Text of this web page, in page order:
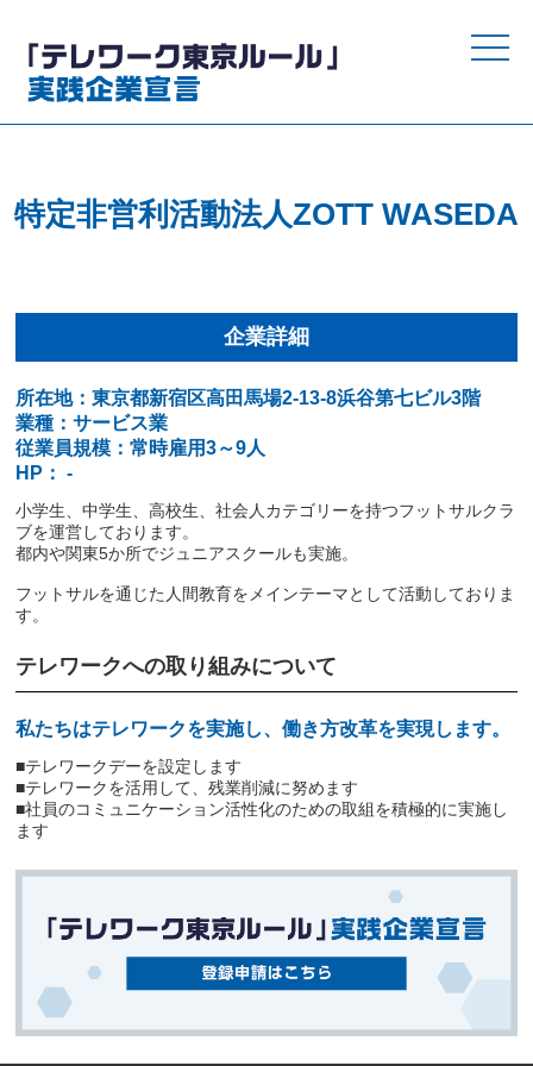
toggle
特定非営利活動法人ZOTT WASEDA
企業詳細
所在地：東京都新宿区高田馬場2-13-8浜谷第七ビル3階
業種：サービス業
従業員規模：常時雇用3～9人
HP： -
小学生、中学生、高校生、社会人カテゴリーを持つフットサルクラ
ブを運営しております。
都内や関東5か所でジュニアスクールも実施。
フットサルを通じた人間教育をメインテーマとして活動しておりま
す。
テレワークへの取り組みについて
私たちはテレワークを実施し、働き方改革を実現します。
■テレワークデーを設定します
■テレワークを活用して、残業削減に努めます
■社員のコミュニケーション活性化のための取組を積極的に実施し
ます